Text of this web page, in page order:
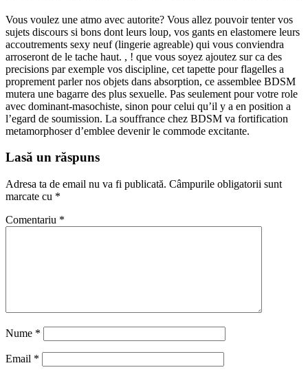
Vous voulez une atmo avec autorite? Vous allez pouvoir tenter vos
sujets discours si bons dont leurs loup, vos gants en elastomere leurs
accoutrements sexy neuf (lingerie agreable) qui vous conviendra
arroseront de le tache haut. , ! que vous soyez ajoutez sur ca des
precisions par exemple vos discipline, cet tapette pour flagelles a
proprement parler nos objets dans absorption, ce assemblee BDSM
mutera une bagarre des plus sexuelle. Pas seulement pour votre role
avec dominant-masochiste, sinon pour celui qu’il y a en position a
l’egard de soumission. La souffrance chez BDSM va fortification
metamorphoser d’emblee devenir le commode excitante.
Lasă un răspuns
Adresa ta de email nu va fi publicată. Câmpurile obligatorii sunt
marcate cu *
Comentariu *
Nume *
Email *